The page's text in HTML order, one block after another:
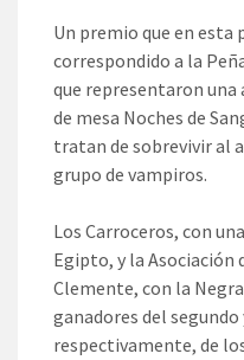
Un premio que en esta
correspondido a la
que representaron una
de mesa Noches de
tratan de sobrevivir al
grupo de vampiros.
Los Carroceros, con
Egipto, y la Asociación
Clemente, con la
ganadores del
respectivamente, de